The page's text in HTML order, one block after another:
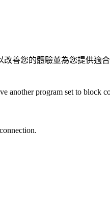
改善您的體驗並為您提供適
another program set to block